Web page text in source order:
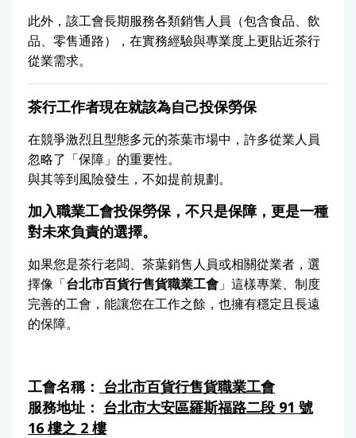
此外，該工會長期服務各類銷售人員（包含食品、飲
品、零售通路），在實務經驗與專業度上更貼近茶行
從業需求。
茶行工作者現在就該為自己投保勞保
在競爭激烈且型態多元的茶葉市場中，許多從業人員
忽略了「保障」的重要性。
與其等到風險發生，不如提前規劃。
加入職業工會投保勞保，不只是保障，更是一種
對未來負責的選擇。
如果您是茶行老闆、茶葉銷售人員或相關從業者，選
擇像「台北市百貨行售貨職業工會 」這樣專業、制度
完善的工會，能讓您在工作之餘，也擁有穩定且長遠
的保障。
工會名稱： 台北市百貨行售貨職業工會
服務地址： 台北市大安區羅斯福路二段 91 號
16 樓之 2 樓